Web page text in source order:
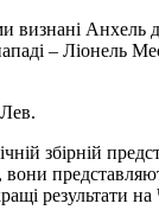
визнані Анхель
– Ліонель
збірній
вони
результати на